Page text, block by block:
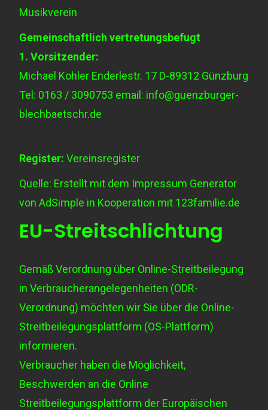
Musikverein
Gemeinschaftlich vertretungsbefugt
1. Vorsitzender:
Michael Kohler Enderlestr. 17 D-89312 Günzburg
Tel: 0163 / 3090753 email: info@guenzburger-
blechbaetschr.de
Register: Vereinsregister
Quelle: Erstellt mit dem Impressum Generator
von AdSimple in Kooperation mit 123familie.de
EU-Streitschlichtung
Gemäß Verordnung über Online-Streitbeilegung
in Verbraucherangelegenheiten (ODR-
Verordnung) möchten wir Sie über die Online-
Streitbeilegungsplattform (OS-Plattform)
informieren.
Verbraucher haben die Möglichkeit,
Beschwerden an die Online
Streitbeilegungsplattform der Europäischen